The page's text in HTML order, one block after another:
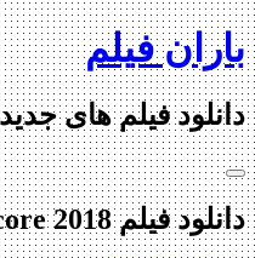
Skip
to
content
باران فیلم
دانلود فیلم های جدید
دانلود فیلم Final Score 2018